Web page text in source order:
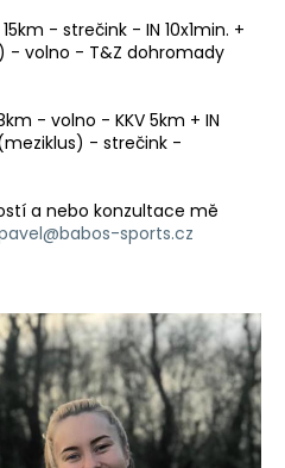
- strečink - IN 10x1min. +
- volno - T&Z dohromady
- volno - KKV 5km + IN
- strečink -
a nebo konzultace mě
sports.cz